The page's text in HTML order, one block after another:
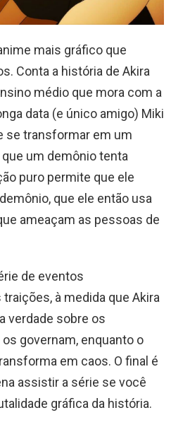
mais gráfico que
Conta a história de Akira
médio que mora com a
data (e único amigo) Miki
se transformar em um
um demônio tenta
puro permite que ele
que ele então usa
ameaçam as pessoas de
de eventos
à medida que Akira
verdade sobre os
governam, enquanto o
em caos. O final é
assistir a série se você
gráfica da história.